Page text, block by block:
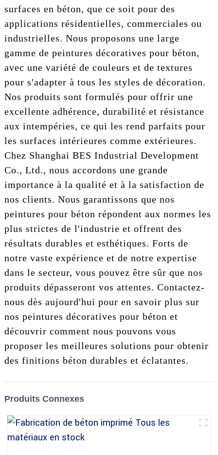
surfaces en béton, que ce soit pour des
applications résidentielles, commerciales ou
industrielles. Nous proposons une large
gamme de peintures décoratives pour béton,
avec une variété de couleurs et de textures
pour s'adapter à tous les styles de décoration.
Nos produits sont formulés pour offrir une
excellente adhérence, durabilité et résistance
aux intempéries, ce qui les rend parfaits pour
les surfaces intérieures comme extérieures.
Chez Shanghai BES Industrial Development
Co., Ltd., nous accordons une grande
importance à la qualité et à la satisfaction de
nos clients. Nous garantissons que nos
peintures pour béton répondent aux normes les
plus strictes de l'industrie et offrent des
résultats durables et esthétiques. Forts de
notre vaste expérience et de notre expertise
dans le secteur, vous pouvez être sûr que nos
produits dépasseront vos attentes. Contactez-
nous dès aujourd'hui pour en savoir plus sur
nos peintures décoratives pour béton et
découvrir comment nous pouvons vous
proposer les meilleures solutions pour obtenir
des finitions béton durables et éclatantes.
Produits Connexes